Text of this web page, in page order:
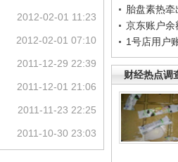
胎盘素热
京东账户余
1号店用户
财经热点调
2012-02-01 11:23
2012-02-01 07:10
2011-12-29 22:39
2011-12-01 21:06
2011-11-23 22:25
2011-10-30 23:03